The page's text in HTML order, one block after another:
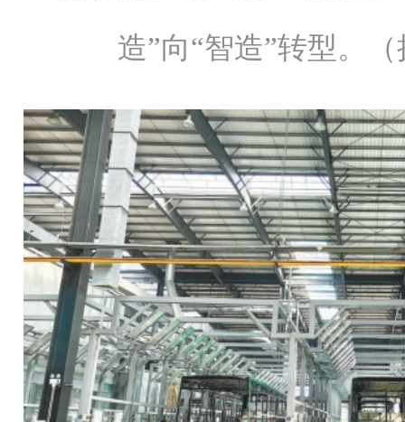
造”向“智造”转型。